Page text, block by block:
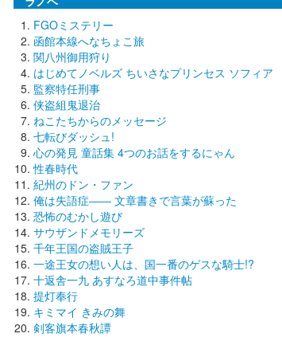
FGOミステリー
函館本線へなちょこ旅
関八州御用狩り
はじめてノベルズ ちいさなプリンセス ソフィア
監察特任刑事
侠盗組鬼退治
ねこたちからのメッセージ
七転びダッシュ!
心の発見 童話集 4つのお話をするにゃん
性春時代
紀州のドン・ファン
俺は失語症―― 文章書きで言葉が蘇った
恐怖のむかし遊び
サウザンドメモリーズ
千年王国の盗賊王子
一途王女の想い人は、国一番のゲスな騎士!?
十返舎一九 あすなろ道中事件帖
提灯奉行
キミマイ きみの舞
剣客旗本春秋譚